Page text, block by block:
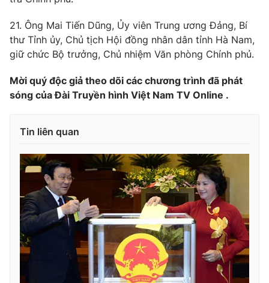
21. Ông Mai Tiến Dũng, Ủy viên Trung ương Đảng, Bí
thư Tỉnh ủy, Chủ tịch Hội đồng nhân dân tỉnh Hà Nam,
giữ chức Bộ trưởng, Chủ nhiệm Văn phòng Chính phủ.
Mời quý độc giả theo dõi các chương trình đã phát
sóng của Đài Truyền hình Việt Nam TV Online .
Tin liên quan